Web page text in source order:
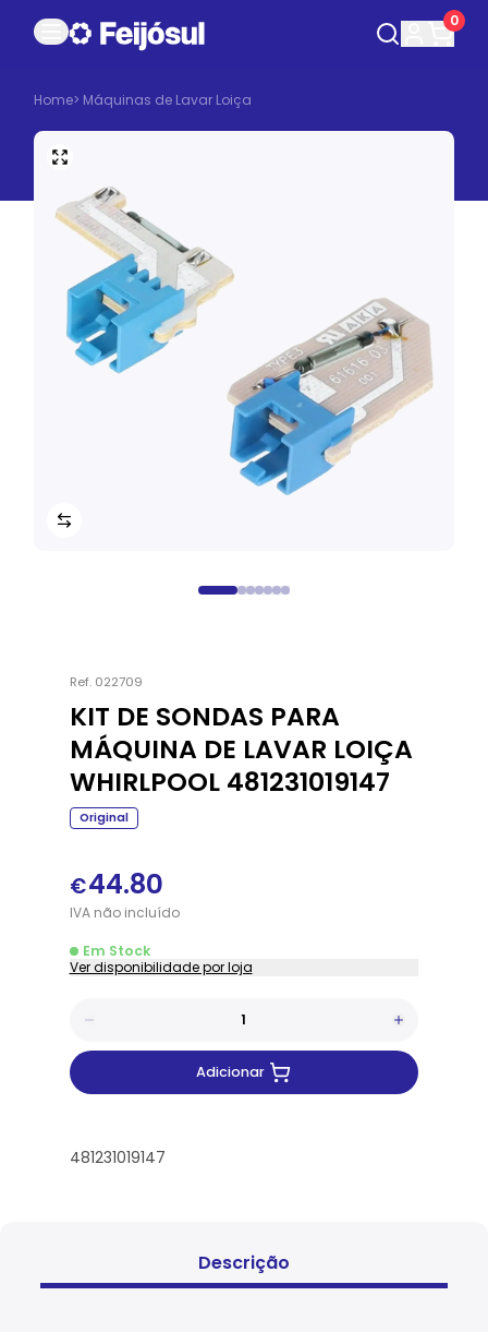
0
Home> Máquinas de Lavar Loiça
Ref. 022709
KIT DE SONDAS PARA
MÁQUINA DE LAVAR LOIÇA
WHIRLPOOL 481231019147
Original
€44.80
IVAnãoincluído
Em Stock
Ver disponibilidade por loja
Adicionar
481231019147
Descrição